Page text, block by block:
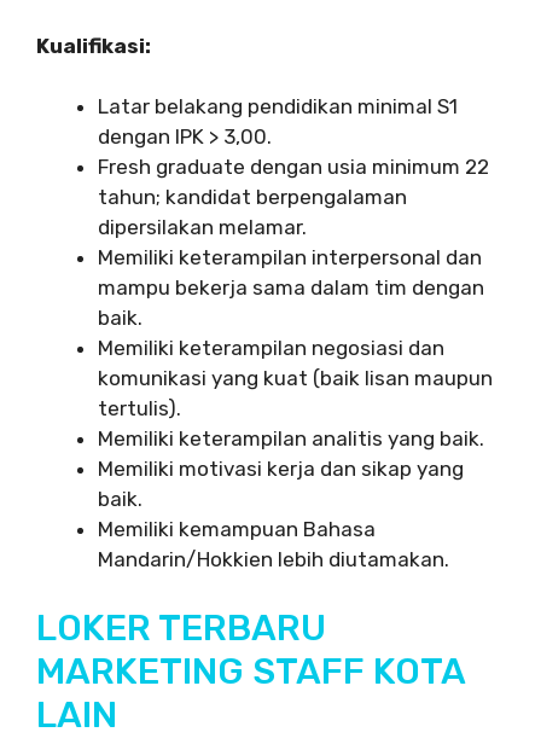
Kualifikasi:
Latar belakang pendidikan minimal S1
dengan IPK > 3,00.
Fresh graduate dengan usia minimum 22
tahun; kandidat berpengalaman
dipersilakan melamar.
Memiliki keterampilan interpersonal dan
mampu bekerja sama dalam tim dengan
baik.
Memiliki keterampilan negosiasi dan
komunikasi yang kuat (baik lisan maupun
tertulis).
Memiliki keterampilan analitis yang baik.
Memiliki motivasi kerja dan sikap yang
baik.
Memiliki kemampuan Bahasa
Mandarin/Hokkien lebih diutamakan.
LOKER TERBARU
MARKETING STAFF KOTA
LAIN